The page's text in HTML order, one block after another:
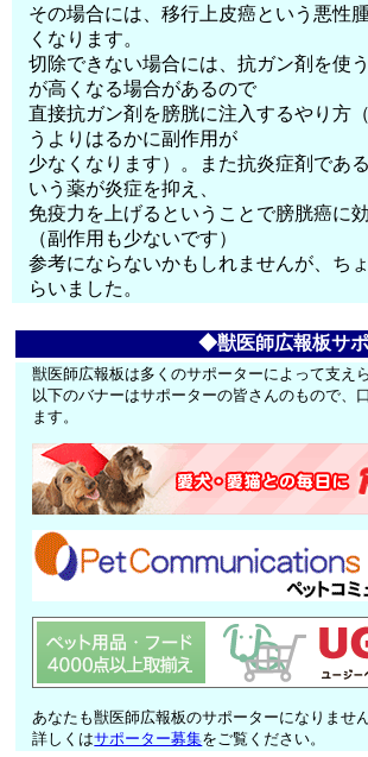
その場合には、移行上皮癌という悪性
くなります。
切除できない場合には、抗ガン剤を使
が高くなる場合があるので
直接抗ガン剤を膀胱に注入するやり方
うよりはるかに副作用が
少なくなります）。また抗炎症剤であ
いう薬が炎症を抑え、
免疫力を上げるということで膀胱癌に
（副作用も少ないです）
参考にならないかもしれませんが、ち
らいました。
◆獣医師広報板サ
獣医師広報板は多くのサポーターによって支え
以下のバナーはサポーターの皆さんのもので、
ます。
あなたも獣医師広報板のサポーターになりません
詳しくはサポーター募集をご覧ください。